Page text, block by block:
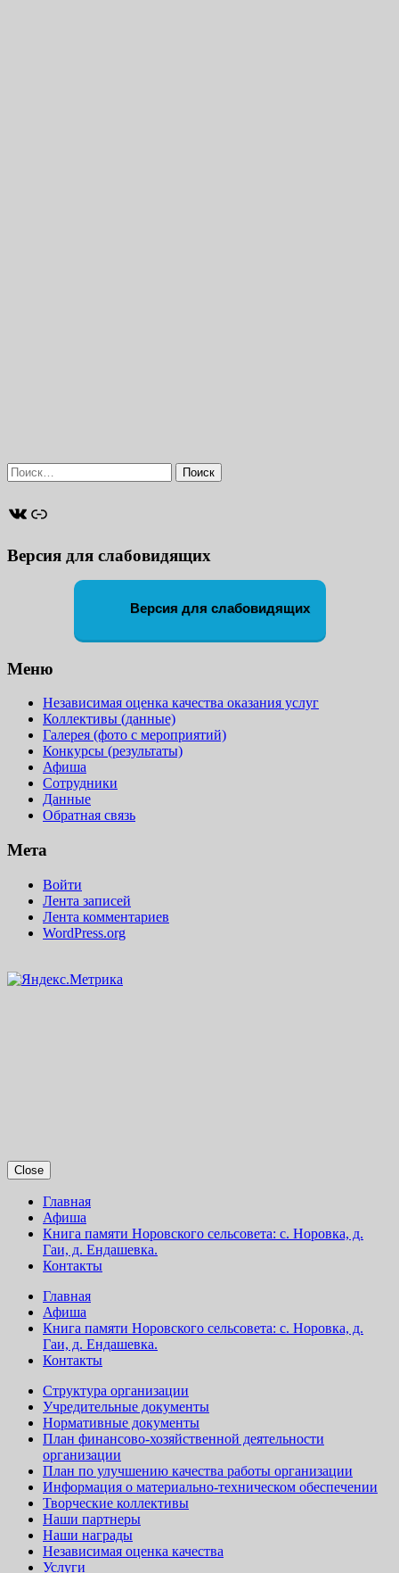
Найти:
ВКонтакте
Ссылка
Версия для слабовидящих
Версия для слабовидящих
Меню
Независимая оценка качества оказания услуг
Коллективы (данные)
Галерея (фото с мероприятий)
Конкурсы (результаты)
Афиша
Сотрудники
Данные
Обратная связь
Мета
Войти
Лента записей
Лента комментариев
WordPress.org
Close
Главная
Афиша
Книга памяти Норовского сельсовета: с. Норовка, д.
Гаи, д. Ендашевка.
Контакты
Главная
Афиша
Книга памяти Норовского сельсовета: с. Норовка, д.
Гаи, д. Ендашевка.
Контакты
Структура организации
Учредительные документы
Нормативные документы
План финансово-хозяйственной деятельности
организации
План по улучшению качества работы организации
Информация о материально-техническом обеспечении
Творческие коллективы
Наши партнеры
Наши награды
Независимая оценка качества
Услуги